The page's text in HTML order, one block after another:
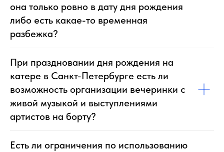
она только ровно в дату дня рождения
либо есть какае-то временная
разбежка?
При праздновании дня рождения на
катере в Санкт-Петербурге есть ли
возможность организации вечеринки с
живой музыкой и выступлениями
артистов на борту?
Есть ли ограничения по использованию